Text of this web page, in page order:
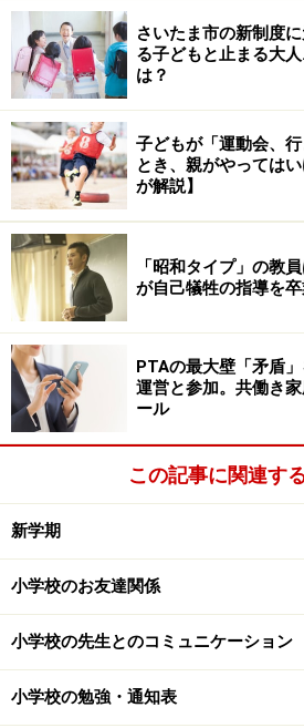
運動会の徒競走で足が速い子だけ
いたりしたら、下位の子は劣等感
せん。結果を相対的に評価するよ
時期にきているのでしょう。
クラスの“自己ベスト更新
た香川小の運動会
コロナ禍の2021年度。競技種目の
学年の先生で決めるようにしたと
に変化が見られました。
「徒競走はしない」という選択を
の長い棒を持って定められたコー
を行うことに。さらに、クラス対
きに各クラスで出した自己ベスト
に挑戦する方式を取り入れたので
も「校長先生、今日、僕のクラ
よ！」と練習のときから報告しに
組、△分×秒！ 新記録達成です！
さいたま市の新制度
る子どもと止まる大
は？
子どもが「運動会、
とき、親がやっては
が解説】
「昭和タイプ」の教
が自己犠牲の指導を
PTAの最大壁「矛盾
運営と参加。共働き
ール
この記事に関連す
新学期
小学校のお友達関係
小学校の先生とのコミュニケーション
小学校の勉強・通知表